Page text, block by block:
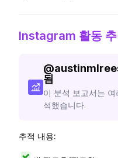
Instagram 활동 추
@
됨
이 분석 보고서는
석했습니다.
추적 내용: